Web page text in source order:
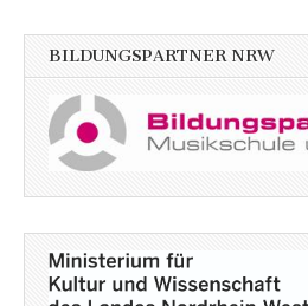
BILDUNGSPARTNER NRW